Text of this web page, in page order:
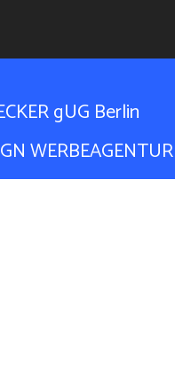
gUG Berlin
WERBEAGENTUR